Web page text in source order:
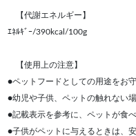
【代謝エネルギー】
ｴﾈﾙｷﾞｰ/390kcal/100g
【使用上の注意】
●ペットフードとしての用途をお守
●幼児や子供、ペットの触れない
●記載表示を参考に、ペットが食
●子供がペットに与えるときは、